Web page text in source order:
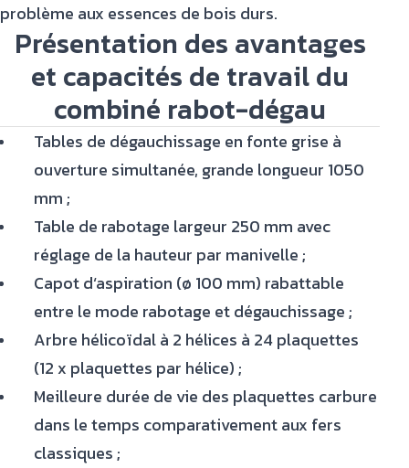
problème aux essences de bois durs.
Présentation des avantages
et capacités de travail du
combiné rabot-dégau
Tables de dégauchissage en fonte grise à
ouverture simultanée, grande longueur 1050
mm ;
Table de rabotage largeur 250 mm avec
réglage de la hauteur par manivelle ;
Capot d‘aspiration (ø 100 mm) rabattable
entre le mode rabotage et dégauchissage ;
Arbre hélicoïdal à 2 hélices à 24 plaquettes
(12 x plaquettes par hélice) ;
Meilleure durée de vie des plaquettes carbure
dans le temps comparativement aux fers
classiques ;